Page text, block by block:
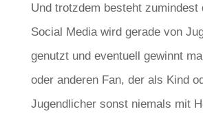
Und trotzdem besteht zumindest
Social Media wird gerade von
genutzt und eventuell gewinnt
oder anderen Fan, der als Kind
Jugendlicher sonst niemals mit